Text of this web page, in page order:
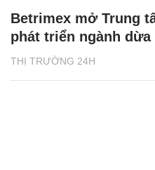
THỊ TRƯỜNG 24H
Betrimex mở Trung
phát triển ngành dừa